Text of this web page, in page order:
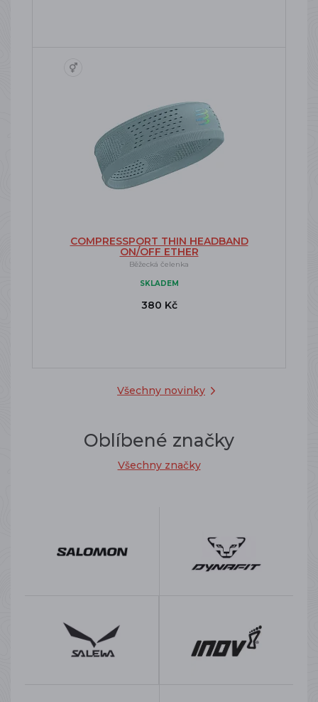
Všechny novinky
COMPRESSPORT THIN HEADBAND
ON/OFF ETHER
Běžecká čelenka
SKLADEM
380 Kč
Oblíbené značky
Všechny značky